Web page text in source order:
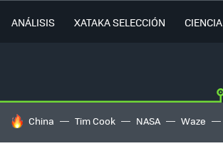
ANÁLISIS XATAKA SELECCIÓN CIENCIA
HOY SE HABLA DE
China Tim Cook NASA Waze